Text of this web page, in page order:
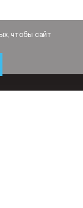
чтобы сайт